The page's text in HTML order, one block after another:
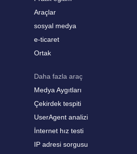
Araçlar
sosyal medya
e-ticaret
Ortak
Daha fazla araç
Medya Aygıtları
Çekirdek tespiti
UserAgent analizi
İnternet hız testi
IP adresi sorgusu